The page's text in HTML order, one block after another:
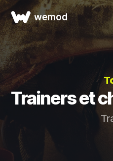
wemod
Trainers et